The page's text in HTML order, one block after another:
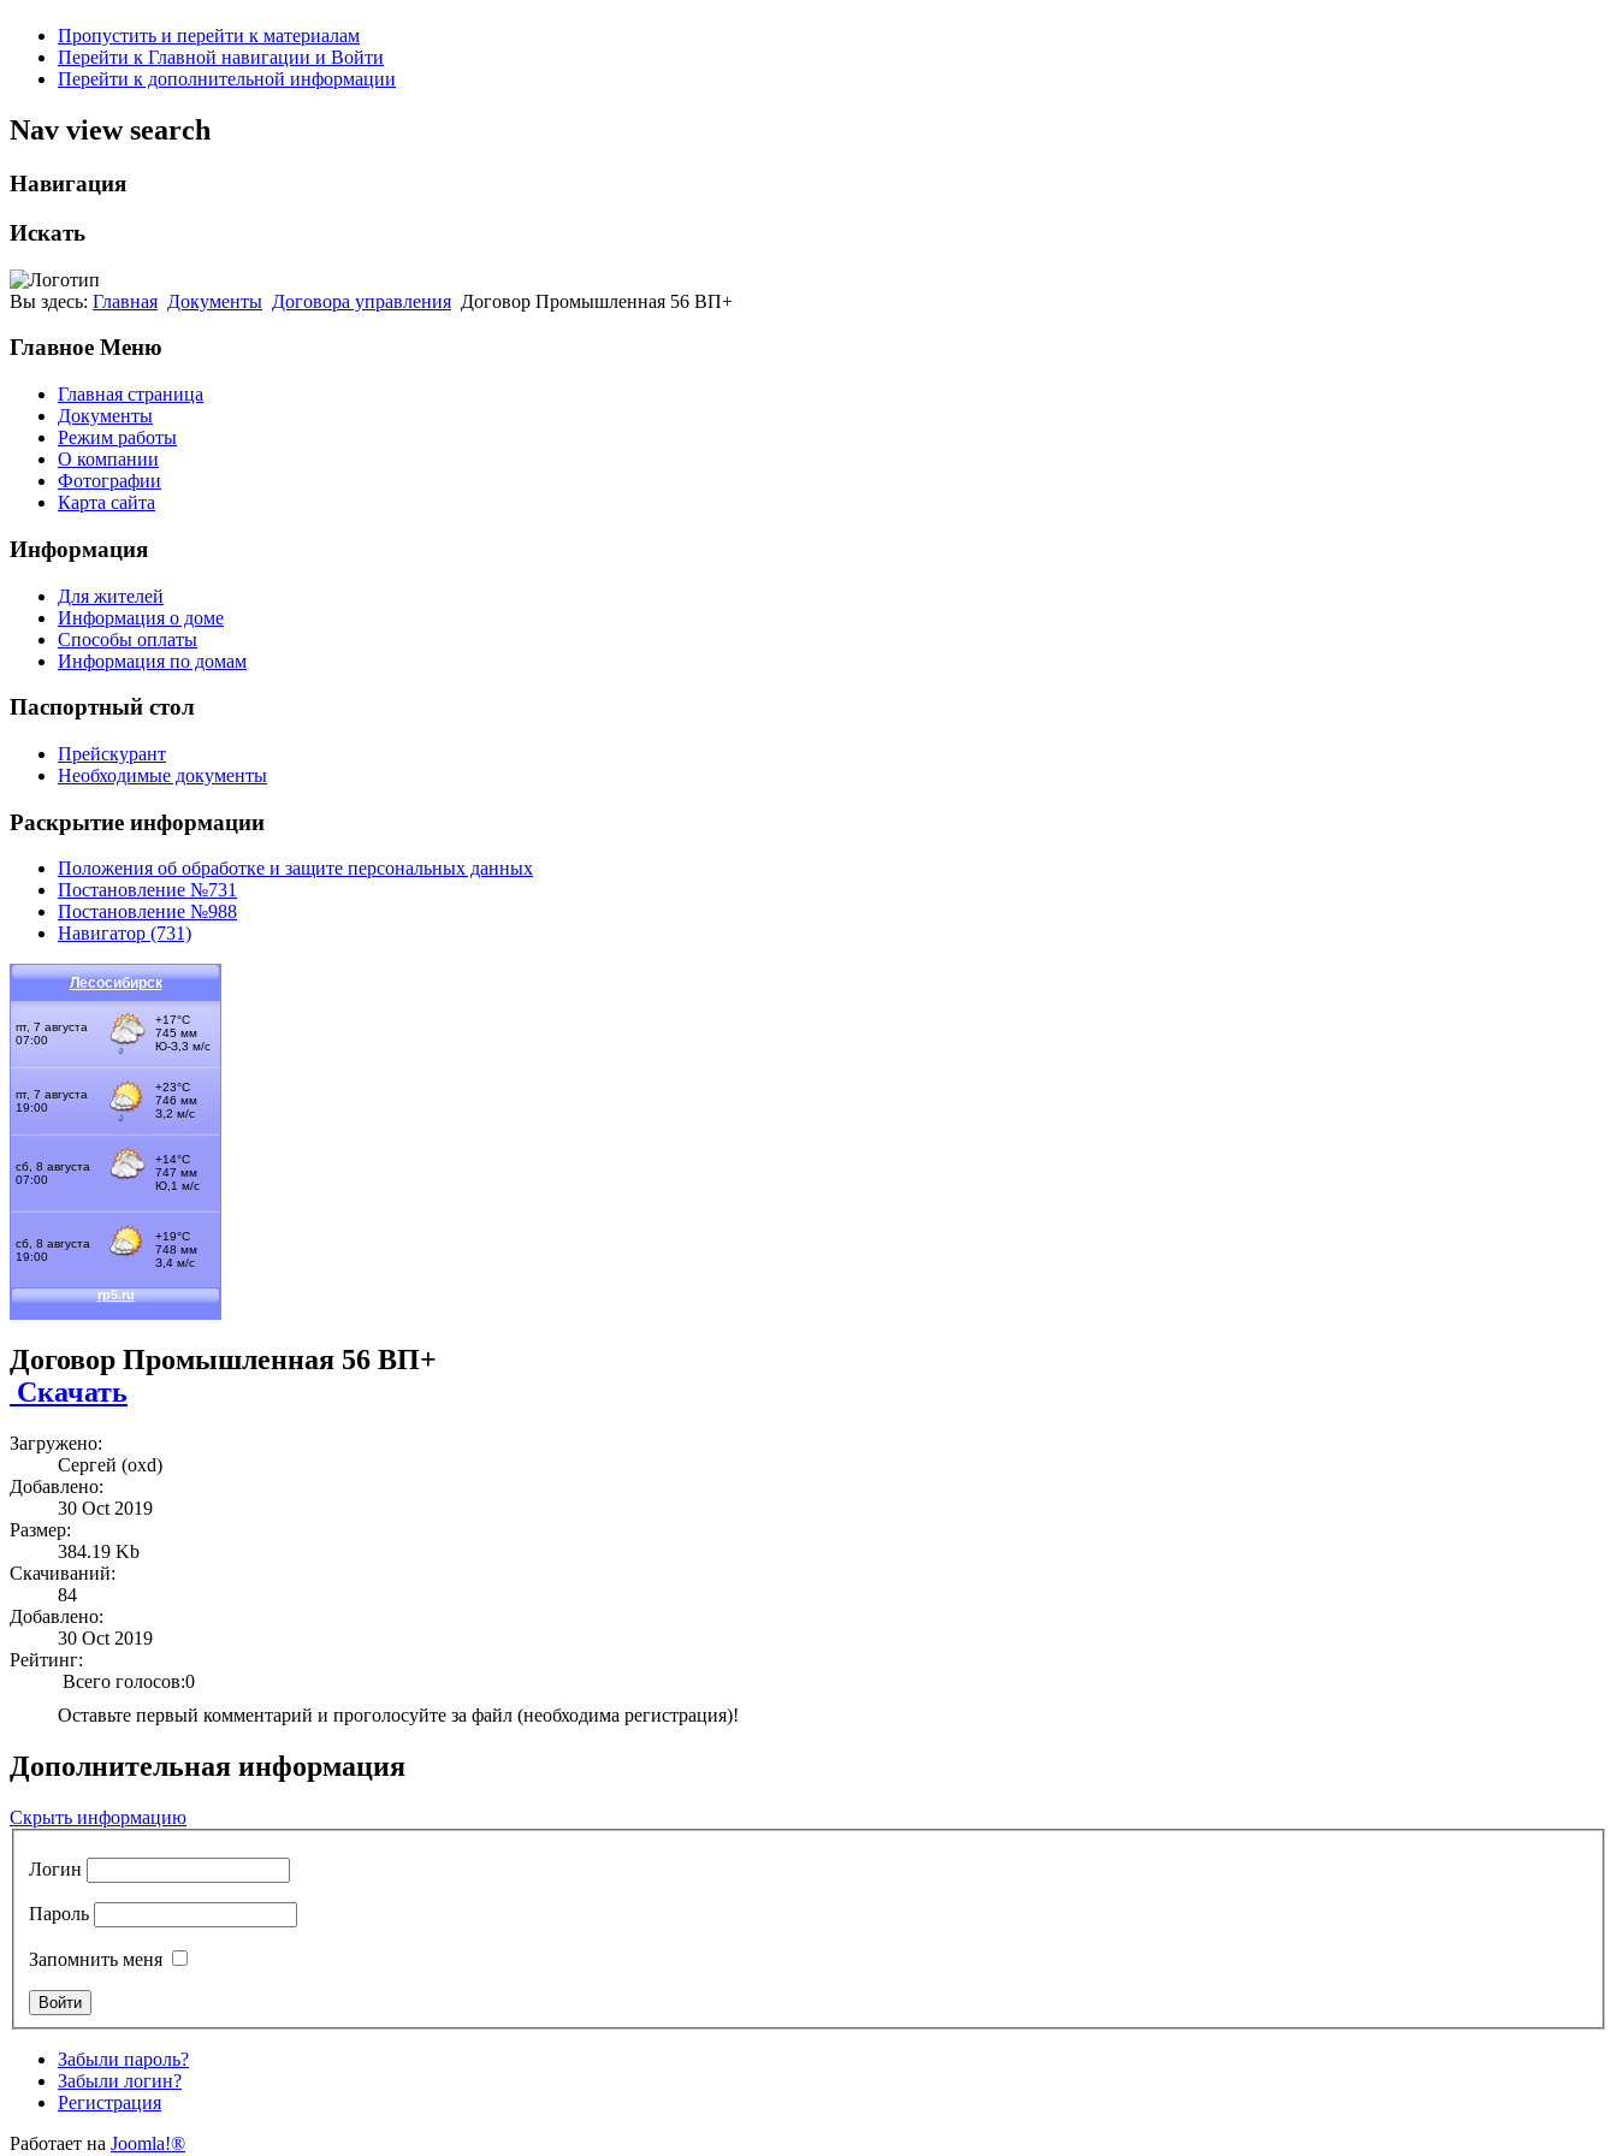
Пропустить и перейти к материалам
Перейти к Главной навигации и Войти
Перейти к дополнительной информации
Nav view search
Навигация
Искать
Вы здесь: Главная Документы Договора управления Договор Промышленная 56 ВП+
Главное Меню
Главная страница
Документы
Режим работы
О компании
Фотографии
Карта сайта
Информация
Для жителей
Информация о доме
Способы оплаты
Информация по домам
Паспортный стол
Прейскурант
Необходимые документы
Раскрытие информации
Положения об обработке и защите персональных данных
Постановление №731
Постановление №988
Навигатор (731)
Лесосибирск
Договор Промышленная 56 ВП+
Скачать
Загружено:
Сергей (oxd)
Добавлено:
30 Oct 2019
Размер:
384.19 Kb
Скачиваний:
84
Добавлено:
30 Oct 2019
Рейтинг:
Всего голосов:0
Оставьте первый комментарий и проголосуйте за файл (необходима регистрация)!
Дополнительная информация
Скрыть информацию
Логин
Пароль
Запомнить меня
Забыли пароль?
Забыли логин?
Регистрация
Работает на Joomla!®